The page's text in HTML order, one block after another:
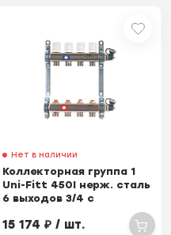
Нет в наличии
Коллекторная группа 1
Uni-Fitt 450I нерж. сталь
6 выходов 3/4 с
термостатическими
15 174₽ / шт.